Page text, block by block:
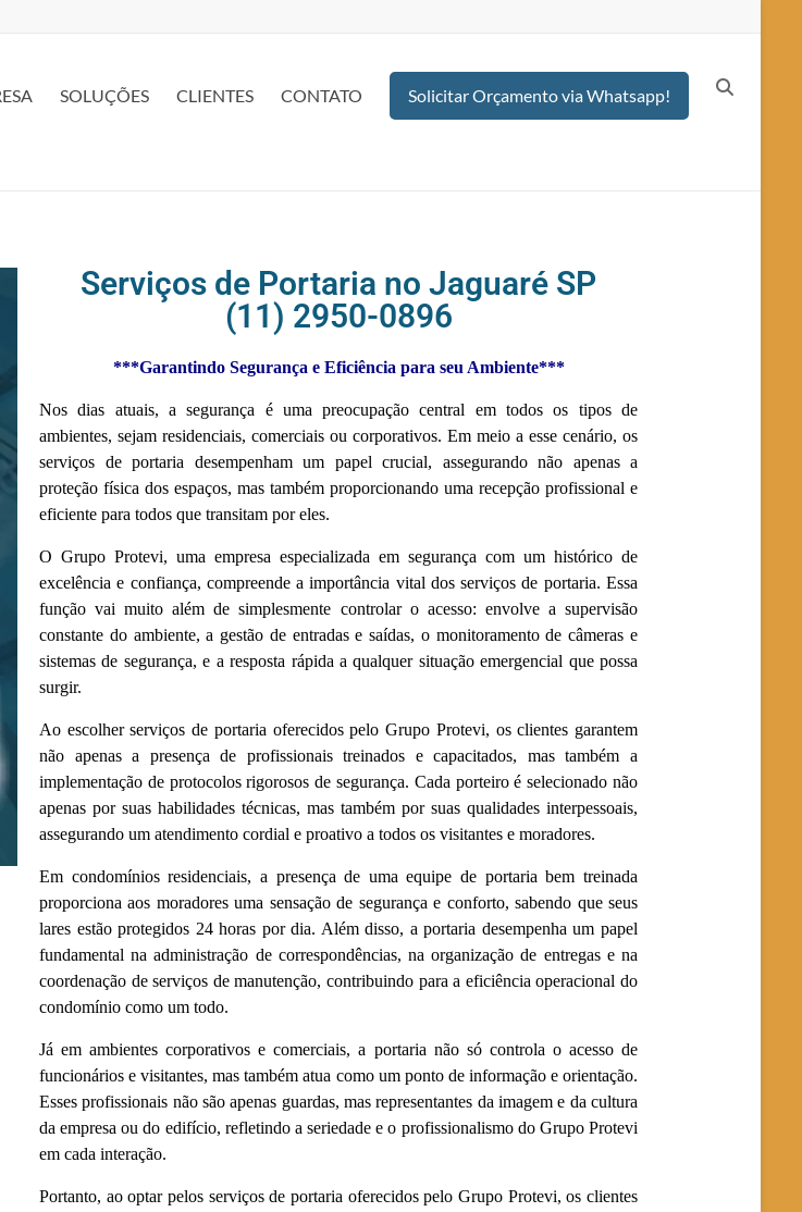
SOLUÇÕES CLIENTES CONTATO Solicitar Orçamento via Whatsapp!
Serviços de Portaria no Jaguaré SP
(11) 2950-0896
***Garantindo Segurança e Eficiência para seu Ambiente***
Nos dias atuais, a segurança é uma preocupação central em todos os tipos de
ambientes, sejam residenciais, comerciais ou corporativos. Em meio a esse cenário, os
serviços de portaria desempenham um papel crucial, assegurando não apenas a
proteção física dos espaços, mas também proporcionando uma recepção profissional e
eficiente para todos que transitam por eles.
O Grupo Protevi, uma empresa especializada em segurança com um histórico de
excelência e confiança, compreende a importância vital dos serviços de portaria. Essa
função vai muito além de simplesmente controlar o acesso: envolve a supervisão
constante do ambiente, a gestão de entradas e saídas, o monitoramento de câmeras e
sistemas de segurança, e a resposta rápida a qualquer situação emergencial que possa
surgir.
Ao escolher serviços de portaria oferecidos pelo Grupo Protevi, os clientes garantem
não apenas a presença de profissionais treinados e capacitados, mas também a
implementação de protocolos rigorosos de segurança. Cada porteiro é selecionado não
apenas por suas habilidades técnicas, mas também por suas qualidades interpessoais,
assegurando um atendimento cordial e proativo a todos os visitantes e moradores.
Em condomínios residenciais, a presença de uma equipe de portaria bem treinada
proporciona aos moradores uma sensação de segurança e conforto, sabendo que seus
lares estão protegidos 24 horas por dia. Além disso, a portaria desempenha um papel
fundamental na administração de correspondências, na organização de entregas e na
coordenação de serviços de manutenção, contribuindo para a eficiência operacional do
condomínio como um todo.
Já em ambientes corporativos e comerciais, a portaria não só controla o acesso de
funcionários e visitantes, mas também atua como um ponto de informação e orientação.
Esses profissionais não são apenas guardas, mas representantes da imagem e da cultura
da empresa ou do edifício, refletindo a seriedade e o profissionalismo do Grupo Protevi
em cada interação.
Portanto, ao optar pelos serviços de portaria oferecidos pelo Grupo Protevi, os clientes